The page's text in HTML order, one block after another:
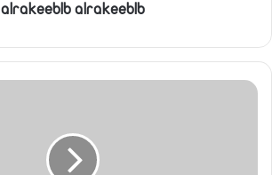
alrakeeblb alrakeeblb